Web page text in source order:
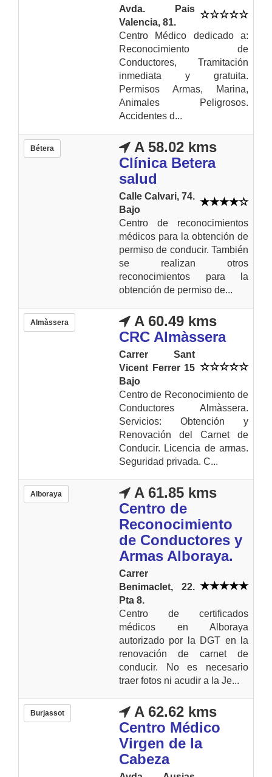
Avda. Pais
Valencia, 81.
Centro Médico dedicado a:
Reconocimiento de
Conductores, Tramitación
inmediata y gratuita.
Permisos Armas, Marina,
Animales Peligrosos.
Accidentes d...
Bétera
A 58.02 kms
Clínica Betera
salud
Calle Calvari, 74.
Bajo
Centro de reconocimientos
médicos para la obtención de
permiso de conducir. También
se realizan otros
reconocimientos para la
obtención de permiso de...
Almàssera
A 60.49 kms
CRC Almàssera
Carrer Sant
Vicent Ferrer 15
Bajo
Centro de Reconocimiento de
Conductores Almàssera.
Servicios: Obtención y
Renovación del Carnet de
Conducir. Licencia de armas.
Seguridad privada. C...
Alboraya
A 61.85 kms
Centro de
Reconocimiento
de Conductores y
Armas Alboraya.
Carrer
Benimaclet, 22.
Pta 8.
Centro de certificados
médicos en Alboraya
autorizado por la DGT en la
renovación de carnet de
conducir. No es necesario
traer fotos ni acudir a la Je...
Burjassot
A 62.62 kms
Centro Médico
Virgen de la
Cabeza